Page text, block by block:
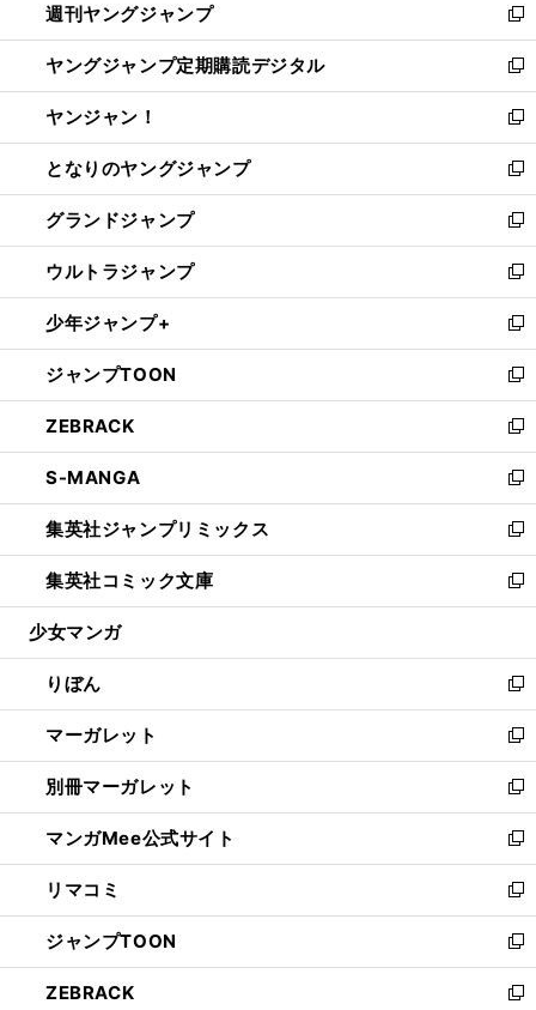
く
で
開
く
ド
ウ
で
開
く
ィ
ン
ド
ウ
で
開
く
週刊ヤングジャンプ
新
し
い
ウ
ィ
ン
ド
ウ
で
開
く
ヤングジャンプ定期購読デジタル
新
し
い
ウ
ィ
ン
ド
ウ
で
開
く
ヤンジャン！
新
し
い
ウ
ィ
ン
ド
ウ
で
開
く
となりのヤングジャンプ
新
し
い
ウ
ィ
ン
ド
ウ
で
開
く
グランドジャンプ
新
し
い
ウ
ィ
ン
ド
ウ
で
開
く
ウルトラジャンプ
新
し
い
ウ
ィ
ン
ド
ウ
で
開
く
少年ジャンプ+
新
し
い
ウ
ィ
ン
ド
ウ
で
開
く
ジャンプTOON
新
し
い
ウ
ィ
ン
ド
ウ
で
開
ZEBRACK
新
し
い
ウ
ィ
ン
ド
ウ
開
く
S-MANGA
新
し
い
ウ
ィ
ン
ウ
で
開
く
集英社ジャンプリミックス
新
し
い
ウ
ン
ド
ウ
で
開
く
集英社コミック文庫
新
し
ウ
ィ
ン
ド
ウ
で
開
く
少女マンガ
りぼん
新
し
い
ウ
ィ
ン
ド
ウ
で
開
く
マーガレット
新
し
い
ウ
ィ
ン
ド
ウ
で
開
く
別冊マーガレット
新
し
い
ウ
ィ
ン
ド
ウ
で
マンガMee公式サイト
新
し
い
ウ
ィ
ン
ド
リマコミ
新
し
い
ウ
ィ
ジャンプTOON
新
し
い
ZEBRACK 新